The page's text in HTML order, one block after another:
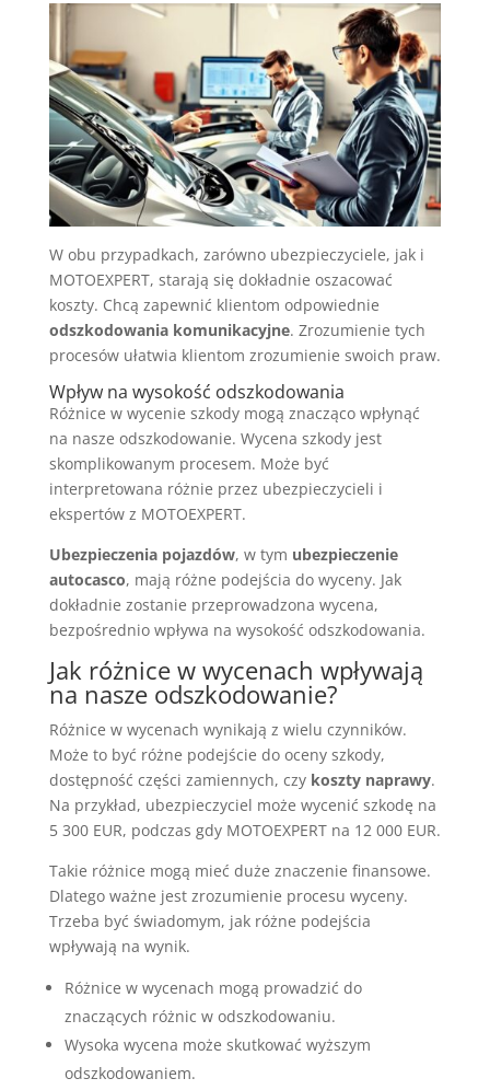
W obu przypadkach, zarówno ubezpieczyciele, jak i
MOTOEXPERT, starają się dokładnie oszacować
koszty. Chcą zapewnić klientom odpowiednie
odszkodowania komunikacyjne. Zrozumienie tych
procesów ułatwia klientom zrozumienie swoich praw.
Wpływ na wysokość odszkodowania
Różnice w wycenie szkody mogą znacząco wpłynąć
na nasze odszkodowanie. Wycena szkody jest
skomplikowanym procesem. Może być
interpretowana różnie przez ubezpieczycieli i
ekspertów z MOTOEXPERT.
Ubezpieczenia pojazdów, w tym ubezpieczenie
autocasco, mają różne podejścia do wyceny. Jak
dokładnie zostanie przeprowadzona wycena,
bezpośrednio wpływa na wysokość odszkodowania.
Jak różnice w wycenach wpływają
na nasze odszkodowanie?
Różnice w wycenach wynikają z wielu czynników.
Może to być różne podejście do oceny szkody,
dostępność części zamiennych, czy koszty naprawy.
Na przykład, ubezpieczyciel może wycenić szkodę na
5 300 EUR, podczas gdy MOTOEXPERT na 12 000 EUR.
Takie różnice mogą mieć duże znaczenie finansowe.
Dlatego ważne jest zrozumienie procesu wyceny.
Trzeba być świadomym, jak różne podejścia
wpływają na wynik.
Różnice w wycenach mogą prowadzić do
znaczących różnic w odszkodowaniu.
Wysoka wycena może skutkować wyższym
odszkodowaniem.